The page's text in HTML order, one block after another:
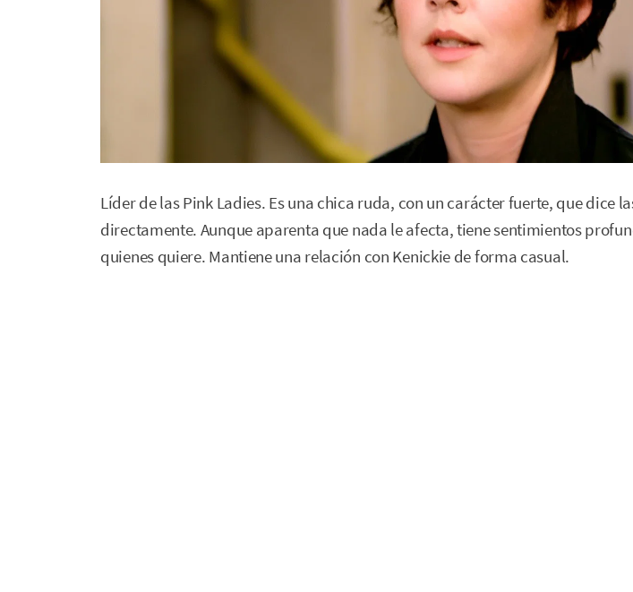
Líder de las Pink Ladies. Es una chica ruda, con un carácter fuerte, que dice
directamente. Aunque aparenta que nada le afecta, tiene sentimientos
quienes quiere. Mantiene una relación con Kenickie de forma casual.